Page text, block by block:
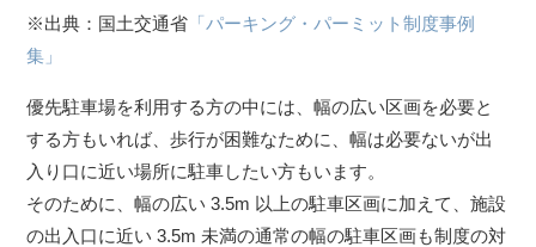
※出典：国土交通省 「パーキング・パーミット制度事例
集」
優先駐車場を利用する方の中には、幅の広い区画を必要と
する方もいれば、歩行が困難なために、幅は必要ないが出
入り口に近い場所に駐車したい方もいます。
そのために、幅の広い 3.5m 以上の駐車区画に加えて、施設
の出入口に近い 3.5m 未満の通常の幅の駐車区画も制度の対